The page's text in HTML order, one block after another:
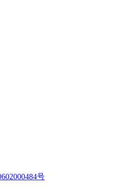
号